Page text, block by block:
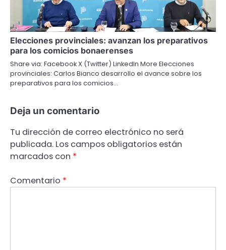
Elecciones provinciales: avanzan los preparativos
para los comicios bonaerenses
Share via: Facebook X (Twitter) LinkedIn More Elecciones
provinciales: Carlos Bianco desarrollo el avance sobre los
preparativos para los comicios…
Deja un comentario
Tu dirección de correo electrónico no será
publicada. Los campos obligatorios están
marcados con *
Comentario *